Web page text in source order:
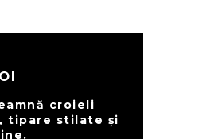
croieli
tipare stilate și